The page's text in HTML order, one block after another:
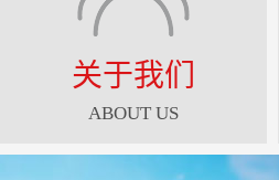
关于我们
ABOUT US